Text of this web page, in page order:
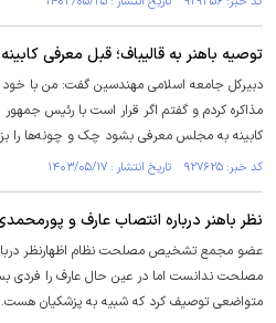
توصیه باهنر به قالیباف؛ قبل معرفی
دبیرکل جامعه اسلامی مهندسین گفت: من با خود
مذاکره کردم و گفتم اگر قرار است با رئیس
کابینه به مجلس معرفی بشود چک و چونه‌ها را
کد خبر: ۹۲۷۶۲۵ تاریخ انتشار : ۱۴۰۳/۰۵/۱۷
نظر باهنر درباره انتصاب عارف و
عضو مجمع تشخیص مصلحت نظام اظهارنظر
مصلحت ندانست اما در عین حال عارف را فردی
متواضعی توصیف کرد که شبیه به پزشکیان هست.